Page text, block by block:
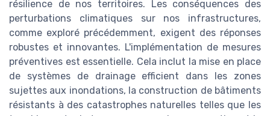
résilience de nos territoires. Les conséquences des
perturbations climatiques sur nos infrastructures,
comme exploré précédemment, exigent des réponses
robustes et innovantes. L'implémentation de mesures
préventives est essentielle. Cela inclut la mise en place
de systèmes de drainage efficient dans les zones
sujettes aux inondations, la construction de bâtiments
résistants à des catastrophes naturelles telles que les